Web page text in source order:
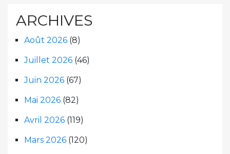
ARCHIVES
Août 2026 (8)
Juillet 2026 (46)
Juin 2026 (67)
Mai 2026 (82)
Avril 2026 (119)
Mars 2026 (120)